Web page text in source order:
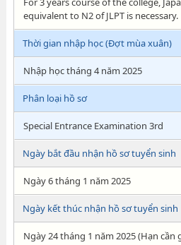
equivalent to N2 of JLPT is necessary.
Thời gian nhập học (Đợt mùa xuân)
Nhập học tháng 4 năm 2025
Phân loại hồ sơ
Special Entrance Examination 3rd
Ngày bắt đầu nhận hồ sơ tuyển sinh
Ngày 6 tháng 1 năm 2025
Ngày kết thúc nhận hồ sơ tuyển sinh
Ngày 24 tháng 1 năm 2025 (Hạn